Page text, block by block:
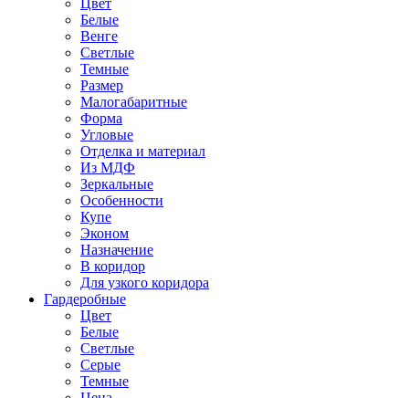
Цвет
Белые
Венге
Светлые
Темные
Размер
Малогабаритные
Форма
Угловые
Отделка и материал
Из МДФ
Зеркальные
Особенности
Купе
Эконом
Назначение
В коридор
Для узкого коридора
Гардеробные
Цвет
Белые
Светлые
Серые
Темные